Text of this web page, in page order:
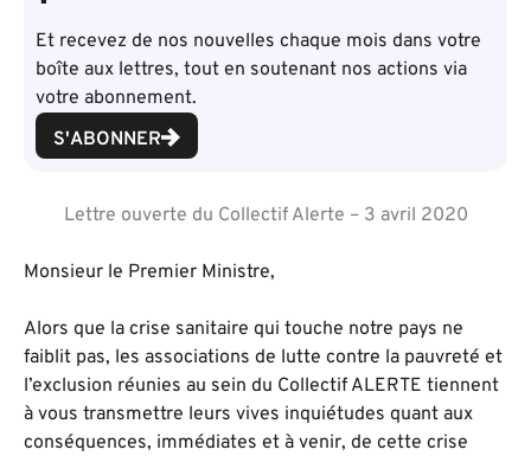
Et recevez de nos nouvelles chaque mois dans votre
boîte aux lettres, tout en soutenant nos actions via
votre abonnement.
S'ABONNER
Lettre ouverte du Collectif Alerte – 3 avril 2020
Monsieur le Premier Ministre,
Alors que la crise sanitaire qui touche notre pays ne
faiblit pas, les associations de lutte contre la pauvreté et
l’exclusion réunies au sein du Collectif ALERTE tiennent
à vous transmettre leurs vives inquiétudes quant aux
conséquences, immédiates et à venir, de cette crise